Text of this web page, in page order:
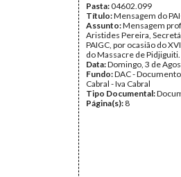
Pasta:04602.099
Título:Mensagem do
Assunto:Mensagem
Aristides Pereira,
PAIGC, por ocasião do
do Massacre de Pidjiguiti.
Data:Domingo, 3 de
Fundo:DAC -
Cabral - Iva Cabral
Tipo Documental:
Página(s): 8